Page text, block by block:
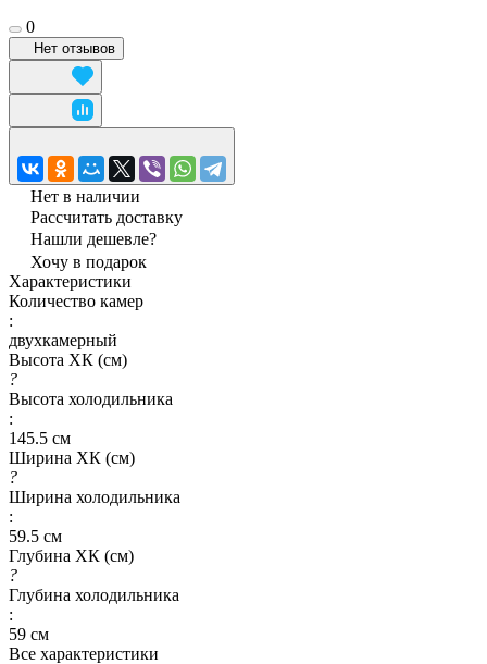
0
Нет отзывов
Нет в наличии
Рассчитать доставку
Нашли дешевле?
Хочу в подарок
Характеристики
Количество камер
:
двухкамерный
Высота ХК (см)
?
Высота холодильника
:
145.5 см
Ширина ХК (см)
?
Ширина холодильника
:
59.5 см
Глубина ХК (см)
?
Глубина холодильника
:
59 см
Все характеристики